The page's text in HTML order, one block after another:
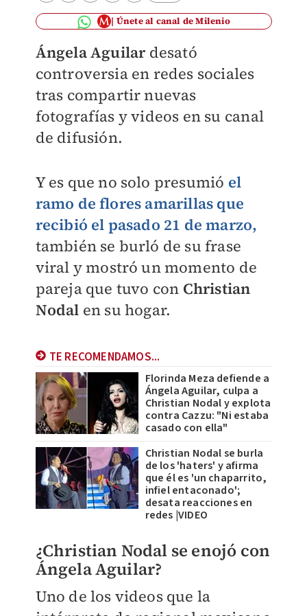
Únete al canal de Milenio
Ángela Aguilar desató
controversia en redes sociales
tras compartir nuevas
fotografías y videos en su canal
de difusión.
Y es que no solo presumió el
ramo de flores amarillas que
recibió el pasado 21 de marzo,
también se burló de su frase
viral y mostró un momento de
pareja que tuvo con Christian
Nodal en su hogar.
TE RECOMENDAMOS...
Florinda Meza defiende a
Ángela Aguilar, culpa a
Christian Nodal y explota
contra Cazzu: "Ni estaba
casado con ella"
Christian Nodal se burla
de los 'haters' y afirma
que él es 'un chaparrito,
infiel entaconado';
desata reacciones en
redes |VIDEO
¿Christian Nodal se enojó con
Ángela Aguilar?
Uno de los videos que la